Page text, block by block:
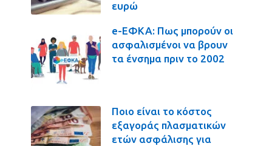
ευρώ
e-ΕΦΚΑ: Πως μπορούν οι
ασφαλισμένοι να βρουν
τα ένσημα πριν το 2002
Ποιο είναι το κόστος
εξαγοράς πλασματικών
ετών ασφάλισης για